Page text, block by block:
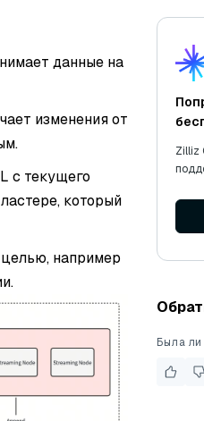
данные на
изменения от
с текущего
который
например
Zilliz
Была ли